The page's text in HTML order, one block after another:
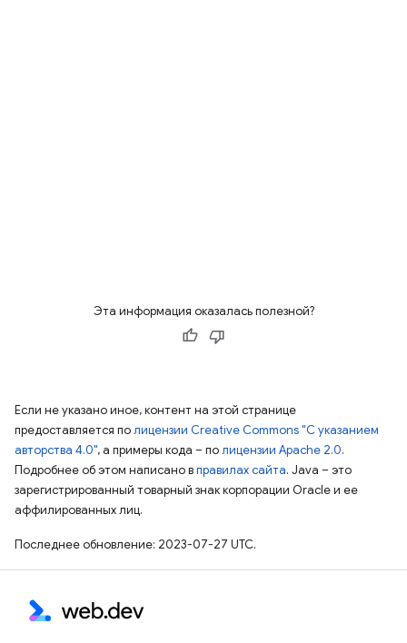
Эта информация оказалась полезной?
Если не указано иное, контент на этой странице
предоставляется полицензии Creative Commons "С указанием
авторства 4.0", а примеры кода – полицензии Apache 2.0.
Подробнее об этом написано вправилах сайта. Java – это
зарегистрированный товарный знак корпорации Oracle и ее
аффилированных лиц.
Последнее обновление: 2023-07-27 UTC.